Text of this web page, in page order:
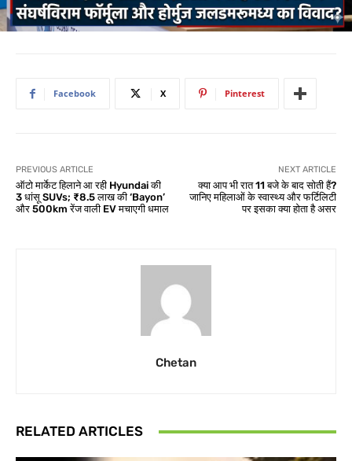
Facebook X Pinterest
PREVIOUS ARTICLE
ऑटो मार्केट हिलाने आ रही Hyundai की
3 धांसू SUVs; ₹8.5 लाख की ‘Bayon’
और 500km रेंज वाली EV मचाएगी धमाल
NEXT ARTICLE
क्या आप भी रात 11 बजे के बाद सोती हैं?
जानिए महिलाओं के स्वास्थ्य और फर्टिलिटी
पर इसका क्या होता है असर
Chetan
RELATED ARTICLES